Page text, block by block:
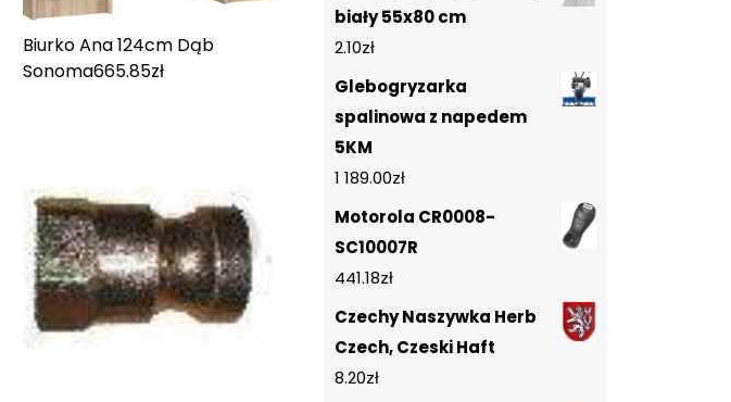
Biurko Ana 124cm Dąb
Sonoma665.85zł
biały 55x80 cm
2.10zł
Glebogryzarka
spalinowa z napedem
5KM
1 189.00zł
Motorola CR0008-
SC10007R
441.18zł
Czechy Naszywka Herb
Czech, Czeski Haft
8.20zł